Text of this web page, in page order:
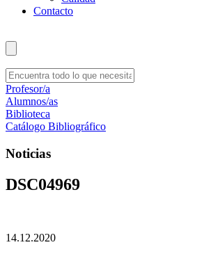
Contacto
Profesor/a
Alumnos/as
Biblioteca
Catálogo Bibliográfico
Noticias
DSC04969
14.12.2020